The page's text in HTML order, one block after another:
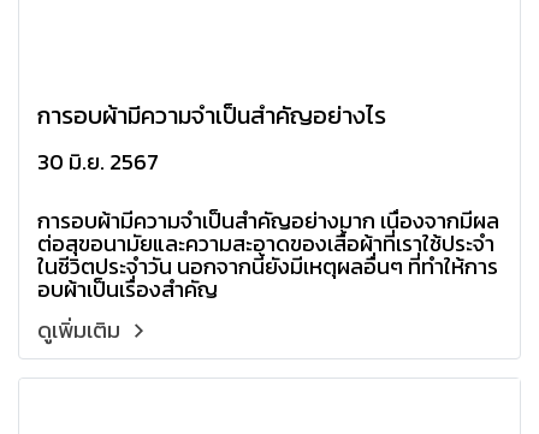
การอบผ้ามีความจำเป็นสำคัญอย่างไร
30 มิ.ย. 2567
การอบผ้ามีความจำเป็นสำคัญอย่างมาก เนื่องจากมีผล
ต่อสุขอนามัยและความสะอาดของเสื้อผ้าที่เราใช้ประจำ
ในชีวิตประจำวัน นอกจากนี้ยังมีเหตุผลอื่นๆ ที่ทำให้การ
อบผ้าเป็นเรื่องสำคัญ
ดูเพิ่มเติม